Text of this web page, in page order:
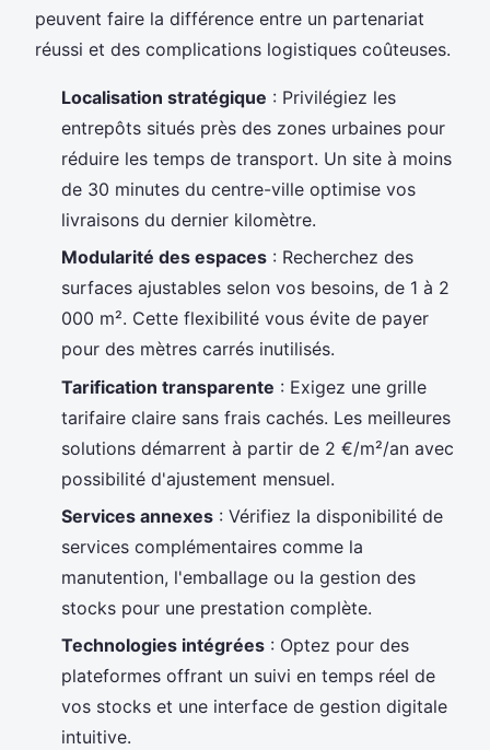
peuvent faire la différence entre un partenariat
réussi et des complications logistiques coûteuses.
Localisation stratégique : Privilégiez les
entrepôts situés près des zones urbaines pour
réduire les temps de transport. Un site à moins
de 30 minutes du centre-ville optimise vos
livraisons du dernier kilomètre.
Modularité des espaces : Recherchez des
surfaces ajustables selon vos besoins, de 1 à 2
000 m². Cette flexibilité vous évite de payer
pour des mètres carrés inutilisés.
Tarification transparente : Exigez une grille
tarifaire claire sans frais cachés. Les meilleures
solutions démarrent à partir de 2 €/m²/an avec
possibilité d'ajustement mensuel.
Services annexes : Vérifiez la disponibilité de
services complémentaires comme la
manutention, l'emballage ou la gestion des
stocks pour une prestation complète.
Technologies intégrées : Optez pour des
plateformes offrant un suivi en temps réel de
vos stocks et une interface de gestion digitale
intuitive.